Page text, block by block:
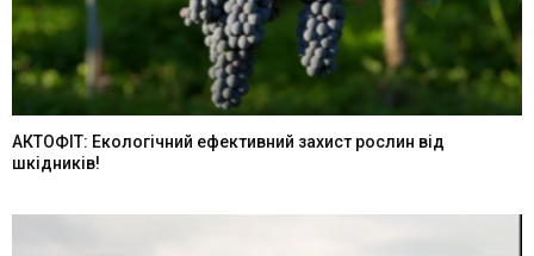
АКТОФІТ: Екологічний ефективний захист рослин від
шкідників!